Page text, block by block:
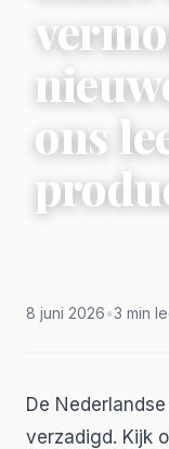
ons
8 juni 2026•3 min
De
verzadigd. Kijk